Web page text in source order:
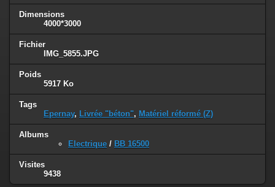
Dimensions
4000*3000
Fichier
IMG_5855.JPG
Poids
5917 Ko
Tags
Epernay, Livrée "béton", Matériel réformé (Z)
Albums
Electrique / BB 16500
Visites
9438